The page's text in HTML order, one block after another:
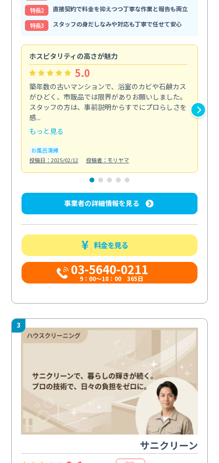
特⻑2
直接契約で料金を抑えつつ丁寧な作業と報告も両立
特⻑3
スタッフの身だしなみや対応も丁寧で任せて安心
ホスピタリティの高さが魅力
5.0
築年数の古いマンションで、浴室のカビや石鹸カス
がひどく、市販品では限界がありお願いしました。
スタッフの方は、事前説明からすでにプロらしさを
感...
もっと見る
お風呂清掃
投稿日：2025/02/12
投稿者：モリヤマ
事業者の詳細情報を見る
料金を見る
03-5640-0211
9：00～18：00 365日
3
サニクリーン